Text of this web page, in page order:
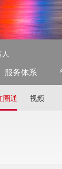
服务体系
圈通 视频